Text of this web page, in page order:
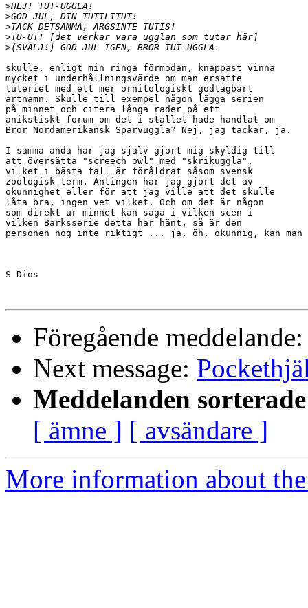
>
>
>
>
>
skulle, enligt min ringa förmodan, knappast vinna
mycket i underhållningsvärde om man ersatte
tuteriet med ett mer ornitologiskt godtagbart
artnamn. Skulle till exempel någon lägga serien
på minnet och citera långa rader på ett
anikstiskt forum om det i stället hade handlat om
Bror Nordamerikansk Sparvuggla? Nej, jag tackar, ja.
I samma anda har jag själv gjort mig skyldig till
att översätta "screech owl" med "skrikuggla",
vilket i bästa fall är föråldrat såsom svensk
zoologisk term. Antingen har jag gjort det av
okunnighet eller för att jag ville att det skulle
låta bra, ingen vet vilket. Och om det är någon
som direkt ur minnet kan säga i vilken scen i
vilken Barksserie detta har hänt, så är den
personen nog inte riktigt ... ja, öh, okunnig, kan man
S Diös
Föregående
Next message:
Meddelanden
[ ämne ] [ avsändare ]
More information about